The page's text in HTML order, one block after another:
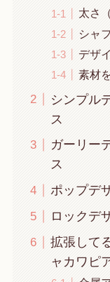
太さ
シャ
デザ
素材
シンプル
ス
ガーリー
ス
ポップデ
ロックデ
拡張して
ャカワピ